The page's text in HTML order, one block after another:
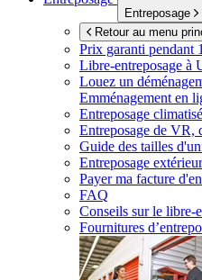
Entreposage
Retour au menu
Prix garanti pendant
Libre-entreposage à
Louez un
Emménagement en
Entreposage climatisé
Entreposage de VR,
Guide des tailles
Entreposage
Payer ma facture
FAQ
Conseils sur le libre-
Fournitures